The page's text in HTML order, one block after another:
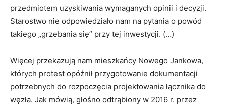
przedmiotem uzyskiwania wymaganych opinii i decyzji.
Starostwo nie odpowiedziało nam na pytania o powód
takiego „grzebania się” przy tej inwestycji. (…)
Więcej przekazują nam mieszkańcy Nowego Jankowa,
których protest opóźnił przygotowanie dokumentacji
potrzebnych do rozpoczęcia projektowania łącznika do
węzła. Jak mówią, głośno odtrąbiony w 2016 r. przez